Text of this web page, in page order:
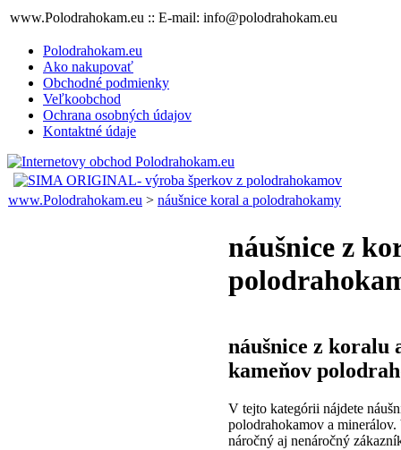
www.Polodrahokam.eu :: E-mail: info@polodrahokam.eu
Polodrahokam.eu
Ako nakupovať
Obchodné podmienky
Veľkoobchod
Ochrana osobných údajov
Kontaktné údaje
www.Polodrahokam.eu > náušnice koral a polodrahokamy
náušnice z
náušnice z koralu
kameňov
V tejto kategórii nájdete
polodrahokamov a minerálov.
náročný aj nenáročný